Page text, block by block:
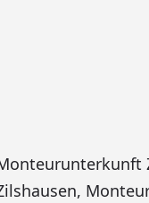
,